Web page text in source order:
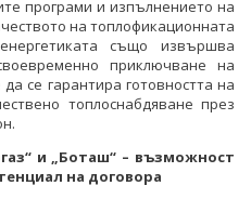
програми и изпълнението на
на топлофикационната
също извършва
приключване на
се гарантира готовността на
топлоснабдяване през
и „Боташ“ – възможност
на договора